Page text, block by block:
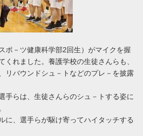
ポ－ツ健康科学部2回生）がマイクを握
くれました。養護学校の生徒さんらも、
リバウンドシュ－トなどのプレ－を披露
手らは、生徒さんらのシュ－トする姿に
に、選手らが駆け寄ってハイタッチする